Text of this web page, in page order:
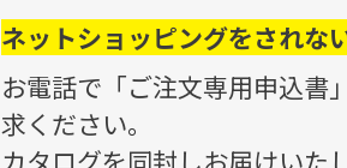
ネットショッピングをされな
お電話で「ご注文専用申込書
求ください。